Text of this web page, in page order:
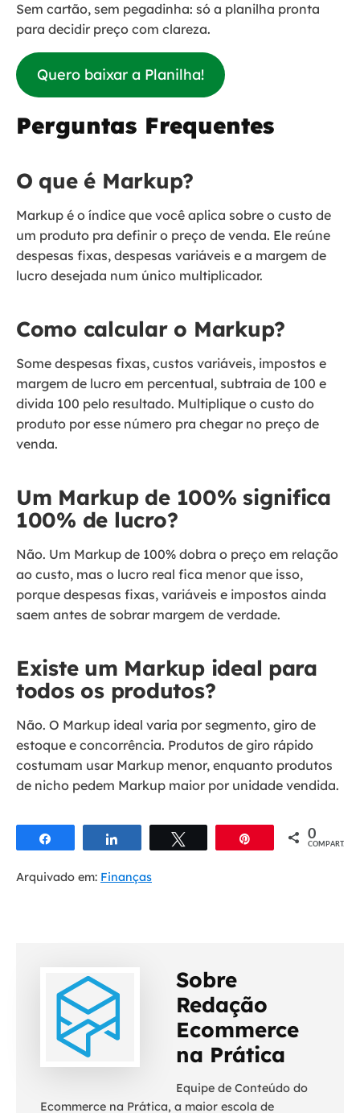
Sem cartão, sem pegadinha: só a planilha pronta
para decidir preço com clareza.
Quero baixar a Planilha!
Perguntas Frequentes
O que é Markup?
Markup é o índice que você aplica sobre o custo de
um produto pra definir o preço de venda. Ele reúne
despesas fixas, despesas variáveis e a margem de
lucro desejada num único multiplicador.
Como calcular o Markup?
Some despesas fixas, custos variáveis, impostos e
margem de lucro em percentual, subtraia de 100 e
divida 100 pelo resultado. Multiplique o custo do
produto por esse número pra chegar no preço de
venda.
Um Markup de 100% significa
100% de lucro?
Não. Um Markup de 100% dobra o preço em relação
ao custo, mas o lucro real fica menor que isso,
porque despesas fixas, variáveis e impostos ainda
saem antes de sobrar margem de verdade.
Existe um Markup ideal para
todos os produtos?
Não. O Markup ideal varia por segmento, giro de
estoque e concorrência. Produtos de giro rápido
costumam usar Markup menor, enquanto produtos
de nicho pedem Markup maior por unidade vendida.
Compartilhar Compartilhar 0
COMPART.
Arquivado em: Finanças
Sobre
Redação
Ecommerce
na Prática
Equipe de Conteúdo do
Ecommerce na Prática, a maior escola de